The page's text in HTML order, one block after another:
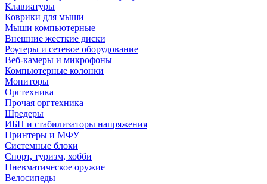
Клавиатуры
Коврики для мыши
Мыши компьютерные
Внешние жесткие диски
Роутеры и сетевое оборудование
Веб-камеры и микрофоны
Компьютерные колонки
Мониторы
Оргтехника
Прочая оргтехника
Шредеры
ИБП и стабилизаторы напряжения
Принтеры и МФУ
Системные блоки
Спорт, туризм, хобби
Пневматическое оружие
Велосипеды